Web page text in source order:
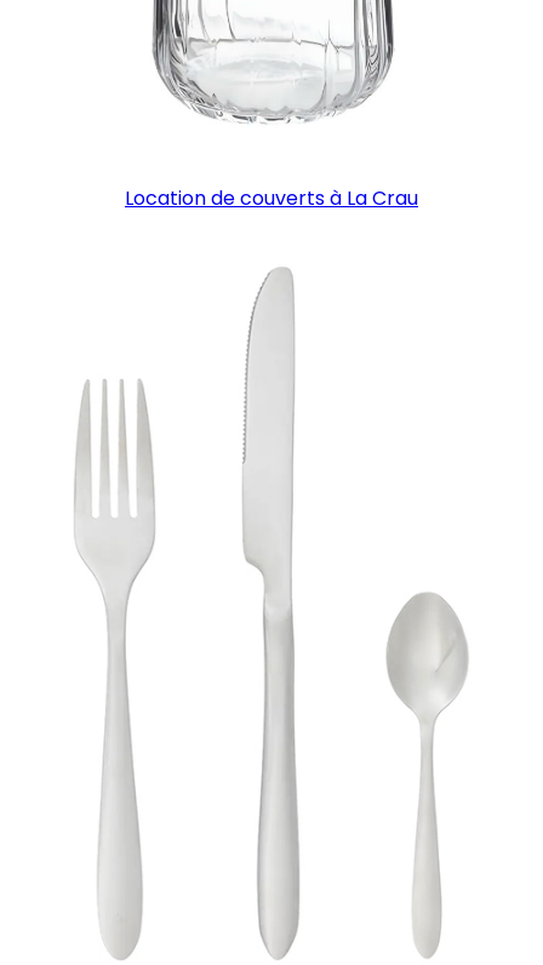
Location de couverts à La Crau